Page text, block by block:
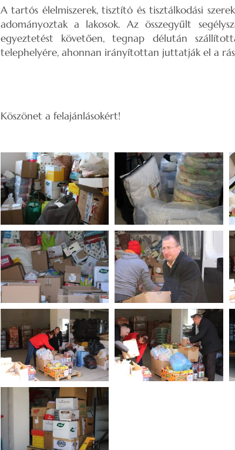
A tartós élelmiszerek, tisztító és tisztálkodási
adományoztak a lakosok. Az összegyűlt
egyeztetést követően, tegnap délután
telephelyére, ahonnan irányítottan juttatják el a
Köszönet a felajánlásokért!